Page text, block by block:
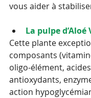
vous aider à
La pulpe d’Aloé
Cette plante
composants
oligo-élément,
antioxydants,
action